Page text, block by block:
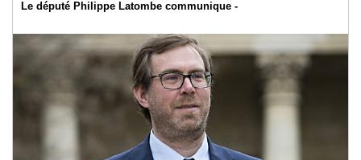
Le député Philippe Latombe communique -